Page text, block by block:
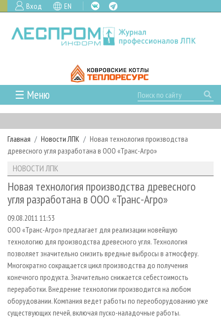
Вход EN
☰ Меню
ГЛАВНАЯ
РУБРИКИ И ТЕМЫ
РУБРИКИ ЖУРНАЛА
ЛЕСОЗАГОТОВКА
ЛЕСОПИЛЕНИЕ
СУШКА ДРЕВЕСИНЫ
ПРОИЗВОДСТВО ДРЕВЕСНЫХ ПЛИТ
ДЕРЕВЯННОЕ ДОМОСТРОЕНИЕ
ПРОИЗВОДСТВО МЕБЕЛИ
БИОЭНЕРГЕТИКА
ЦБП
НОВОСТИ
НОВОСТИ ЛПК
НОВОСТИ ЖУРНАЛА
ПРОЕКТЫ ЛПИ
АНАЛИТИКА
ПРЕДПРИЯТИЯ ЛПК
ПЕРСОНЫ
МОБИЛЬНЫЕ ВЫСТАВКИ
ОФИЦИАЛЬНЫЕ ДЕЛЕГАЦИИ
ПРИОРИТЕТНЫЕ ИНВЕСТПРОЕКТЫ
RUSSIAN FORESTRY REVIEW
ГАЗЕТА ЛЕСПРОМФОРУМ
АРХИВ ЖУРНАЛОВ
О ЖУРНАЛЕ
ПОДПИСКА
КОНТАКТЫ
РЕКЛАМОДАТЕЛЯМ
РЕКЛАМА
РЕКЛАМА НА САЙТЕ
Главная Новости ЛПК
Новая технология производства
древесного угля разработана в ООО «Транс-Агро»
НОВОСТИ ЛПК
Новая технология производства древесного
угля разработана в ООО «Транс-Агро»
09.08.2011 11:53
ООО «Транс-Агро» предлагает для реализации новейшую
технологию для производства древесного угля. Технология
позволяет значительно снизить вредные выбросы в атмосферу.
Многократно сокращается цикл производства до получения
конечного продукта. Значительно снижается себестоимость
переработки. Внедрение технологии производится на любом
оборудовании. Компания ведет работы по переоборудованию уже
существующих печей, включая пуско-наладочные работы.